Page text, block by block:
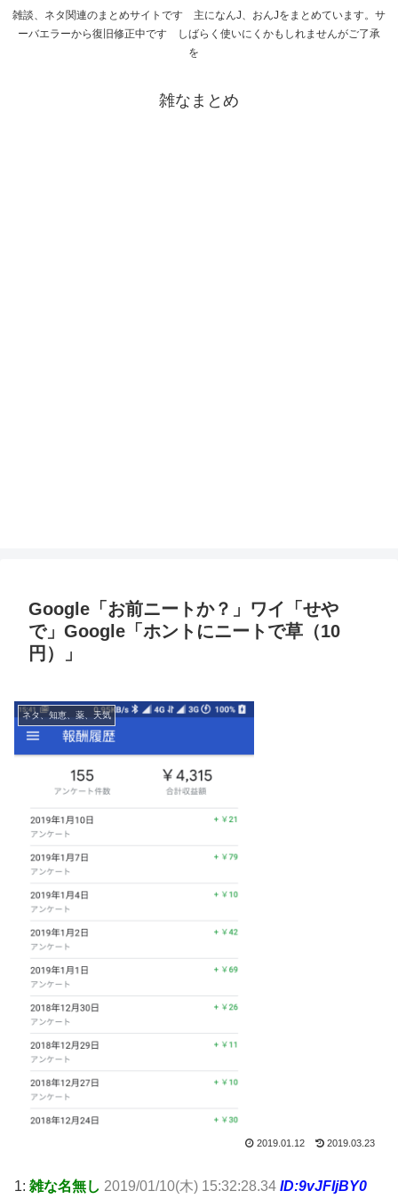
雑談、ネタ関連のまとめサイトです 主になんJ、おんJをまとめています。サ
ーバエラーから復旧修正中です しばらく使いにくかもしれませんがご了承
を
雑なまとめ
Google「お前ニートか？」ワイ「せや
で」Google「ホントにニートで草（10
円）」
ネタ、知恵、薬、天気
2019.01.12 2019.03.23
1: 雑な名無し 2019/01/10(木) 15:32:28.34 ID:9vJFIjBY0